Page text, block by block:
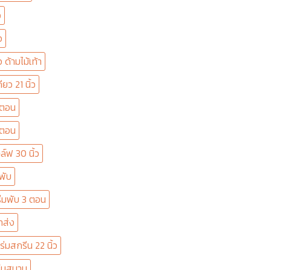
ามไม้เท้า
ว 21 นิ้ว
อน
อน
ฟ 30 นิ้ว
บ
พับ 3 ตอน
ส่ง
ร่มสกรีน 22 นิ้ว